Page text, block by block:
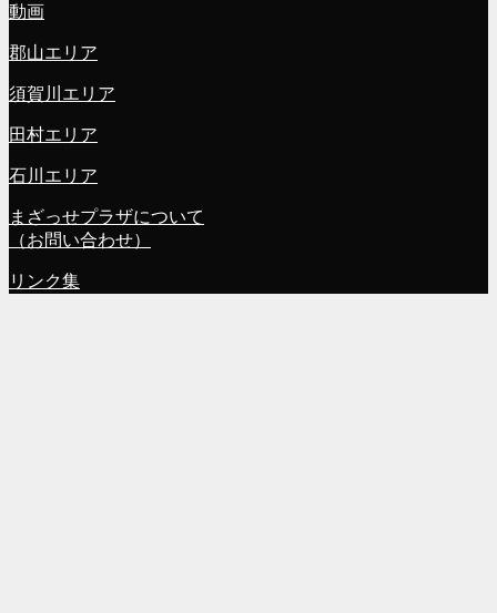
動画
郡山エリア
須賀川エリア
田村エリア
石川エリア
まざっせプラザについて
（お問い合わせ）
リンク集